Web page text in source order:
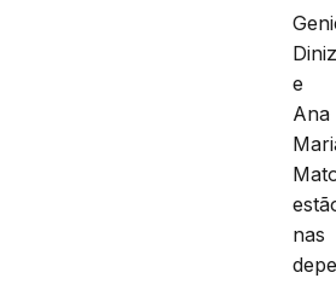
e
Ana
nas